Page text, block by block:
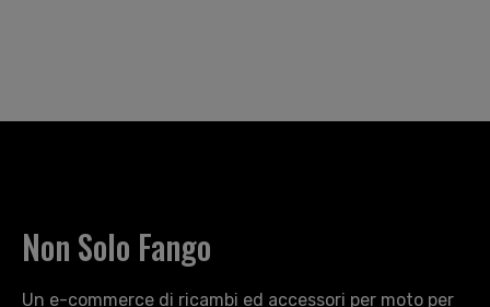
Non Solo Fango
Un e-commerce di ricambi ed accessori per moto per